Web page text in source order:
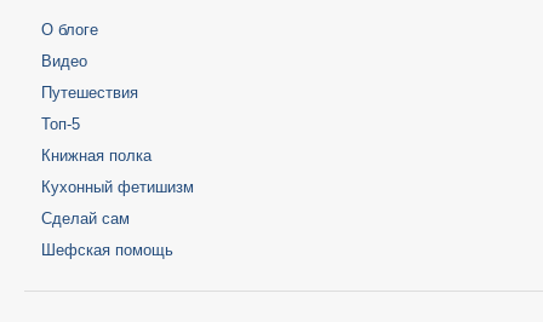
О блоге
Видео
Путешествия
Топ-5
Книжная полка
Кухонный фетишизм
Сделай сам
Шефская помощь